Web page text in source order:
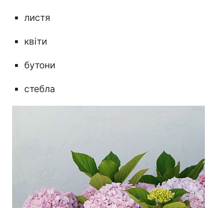
листя
квіти
бутони
стебла